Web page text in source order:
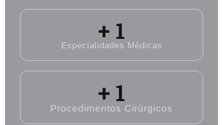
Especialidades Médicas
+ 1
Procedimentos Cirúrgicos​
+ 1